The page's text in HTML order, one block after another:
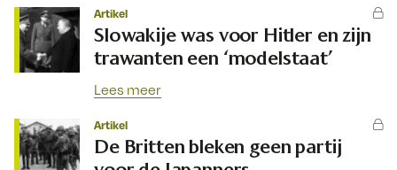
Artikel
Slowakije was voor Hitler en zijn
trawanten een ‘modelstaat’
Lees meer
Artikel
De Britten bleken geen partij